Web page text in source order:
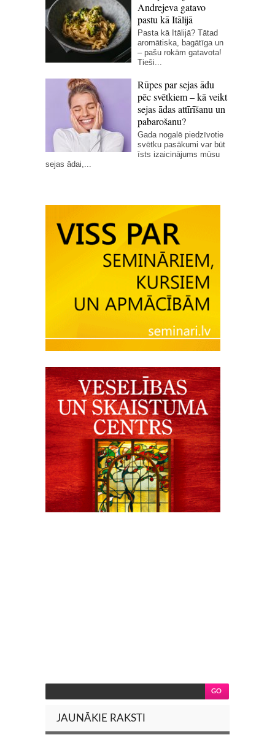
Andrejeva gatavo
pastu kā Itālijā
Pasta kā Itālijā? Tātad
aromātiska, bagātīga un
– pašu rokām gatavota!
Tieši...
Rūpes par sejas ādu
pēc svētkiem – kā veikt
sejas ādas attīrīšanu un
pabarošanu?
Gada nogalē piedzīvotie
svētku pasākumi var būt
īsts izaicinājums mūsu
sejas ādai,...
JAUNĀKIE RAKSTI